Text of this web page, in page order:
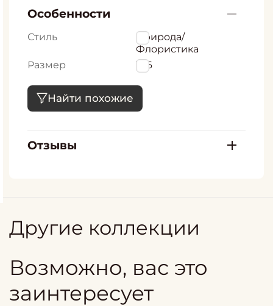
Особенности
Стиль
Природа/
Флористика
Размер
106
Найти похожие
Отзывы
Другие коллекции
Возможно, вас это
заинтересует